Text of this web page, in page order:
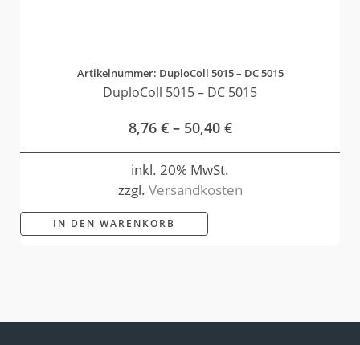
Artikelnummer: DuploColl 5015 – DC 5015
DuploColl 5015 – DC 5015
8,76 €– 50,40 €
inkl. 20% MwSt.
zzgl. Versandkosten
IN DEN WARENKORB